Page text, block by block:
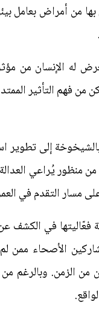
من أمراض بعامل
له الإنسان من
من فهم التأثير
بالشيخوخة إلى
منظور يُراعي
مسار التقدم في
فعّاليتها في
الأصحاء
وبالرغم من